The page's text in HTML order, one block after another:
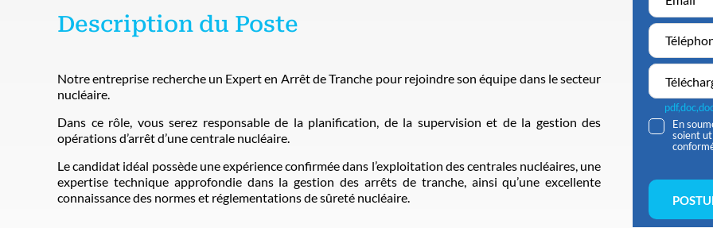
Description du Poste
Notre entreprise recherche un Expert en Arrêt de Tranche pour rejoindre son équipe dans le secteur
nucléaire.
Dans ce rôle, vous serez responsable de la planification, de la supervision et de la gestion des
opérations d’arrêt d’une centrale nucléaire.
Le candidat idéal possède une expérience confirmée dans l’exploitation des centrales nucléaires, une
expertise technique approfondie dans la gestion des arrêts de tranche, ainsi qu’une excellente
connaissance des normes et réglementations de sûreté nucléaire.
En
soient